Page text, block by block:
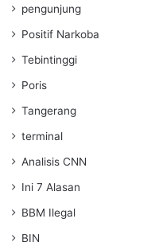
pengunjung
Positif Narkoba
Tebintinggi
Poris
Tangerang
terminal
Analisis CNN
Ini 7 Alasan
BBM Ilegal
BIN